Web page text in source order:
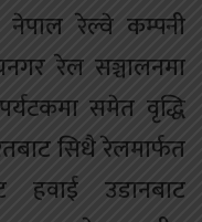
नेपाल रेल्वे कम्पनी
रेल सञ्चालनमा
समेत वृद्धि
सिधै रेलमार्फत
उडानबाट